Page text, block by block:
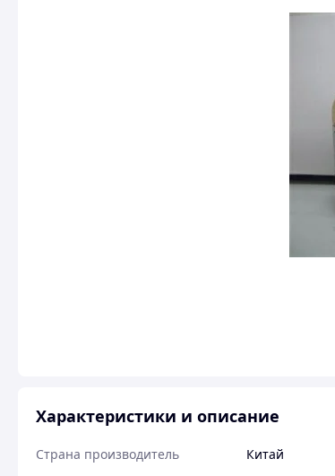
Характеристики и описание
Страна производитель
Китай